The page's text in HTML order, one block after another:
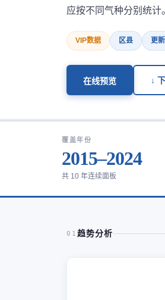
应按不同气种分别统计
VIP数据 区县 更
在线预览 ↓
覆盖年份
2015–2024
共 10 年连续面板
01 趋势分析